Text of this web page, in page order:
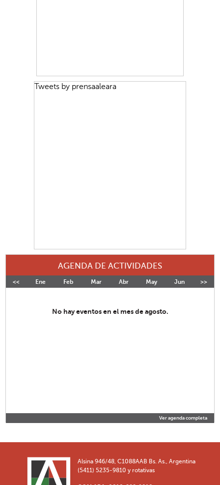
Tweets by prensaaleara
AGENDA DE ACTIVIDADES
<< Ene Feb Mar Abr May Jun Jul
>>
No hay eventos en el mes de agosto.
Ver agenda completa
Alsina 946/48, C1088AAB Bs. As., Argentina
(5411) 5235-9810 y rotativas